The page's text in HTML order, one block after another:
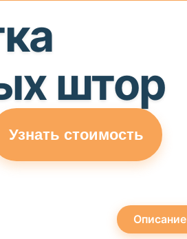
штор
Узнать стоимость
Описание